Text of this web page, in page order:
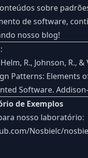
sobre
de software,
nosso blog!
R., Johnson, R., &
Patterns: Elements
Software.
de Exemplos
nosso laboratório:
Nosbielc/